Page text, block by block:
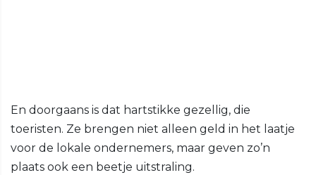
En doorgaans is dat hartstikke gezellig, die
toeristen. Ze brengen niet alleen geld in het laatje
voor de lokale ondernemers, maar geven zo’n
plaats ook een beetje uitstraling.